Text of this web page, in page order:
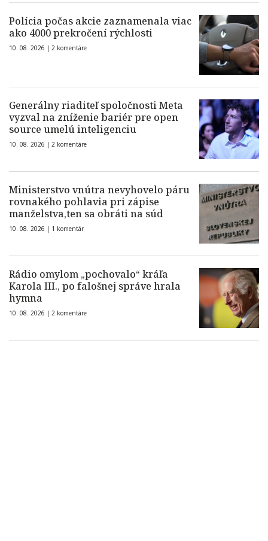
Polícia počas akcie zaznamenala viac
ako 4000 prekročení rýchlosti
10. 08. 2026 | 2 komentáre
Generálny riaditeľ spoločnosti Meta
vyzval na zníženie bariér pre open
source umelú inteligenciu
10. 08. 2026 | 2 komentáre
Ministerstvo vnútra nevyhovelo páru
rovnakého pohlavia pri zápise
manželstva,ten sa obráti na súd
10. 08. 2026 | 1 komentár
Rádio omylom „pochovalo“ kráľa
Karola III., po falošnej správe hrala
hymna
10. 08. 2026 | 2 komentáre